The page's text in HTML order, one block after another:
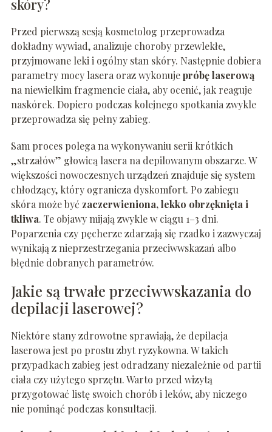
skóry?
Przed pierwszą sesją kosmetolog przeprowadza
dokładny wywiad, analizuje choroby przewlekłe,
przyjmowane leki i ogólny stan skóry. Następnie dobiera
parametry mocy lasera oraz wykonujepróbę laserową
na niewielkim fragmencie ciała, aby ocenić, jak reaguje
naskórek. Dopiero podczas kolejnego spotkania zwykle
przeprowadza się pełny zabieg.
Sam proces polega na wykonywaniu serii krótkich
„strzałów” głowicą lasera na depilowanym obszarze. W
większości nowoczesnych urządzeń znajduje się system
chłodzący, który ogranicza dyskomfort. Po zabiegu
skóra może być zaczerwieniona, lekko obrzęknięta i
tkliwa. Te objawy mijają zwykle w ciągu 1–3 dni.
Poparzenia czy pęcherze zdarzają się rzadko i zazwyczaj
wynikają z nieprzestrzegania przeciwwskazań albo
błędnie dobranych parametrów.
Jakie są trwałe przeciwwskazania do
depilacji laserowej?
Niektóre stany zdrowotne sprawiają, że depilacja
laserowa jest po prostu zbyt ryzykowna. W takich
przypadkach zabieg jest odradzany niezależnie od partii
ciała czy użytego sprzętu. Warto przed wizytą
przygotować listę swoich chorób i leków, aby niczego
nie pominąć podczas konsultacji.